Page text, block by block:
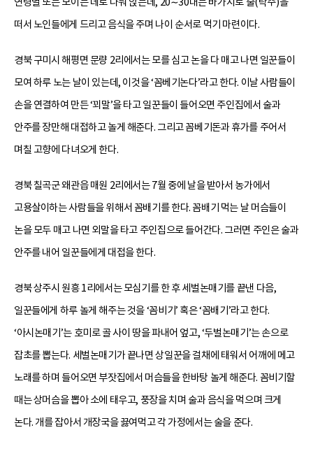
떠서 노인들에게 드리고 음식을 주며 나이 순서로 먹기 마련이다.
경북 구미시 해평면 문량 2리에서는 모를 심고 논을 다 매고 나면 일꾼들이
모여 하루 노는 날이 있는데, 이것을 ‘꼼베기논다’라고 한다. 이날 사람들이
손을 연결하여 만든 ‘꾀말’을 타고 일꾼들이 들어오면 주인집에서 술과
안주를 장만해 대접하고 놀게 해준다. 그리고 꼼베기돈과 휴가를 주어서
며칠 고향에 다녀오게 한다.
경북 칠곡군 왜관읍 매원 2리에서는 7월 중에 날을 받아서 농가에서
고용살이하는 사람들을 위해서 꼼배기를 한다. 꼼배기 먹는 날 머슴들이
논을 모두 매고 나면 외말을 타고 주인집으로 들어간다. 그러면 주인은 술과
안주를 내어 일꾼들에게 대접을 한다.
경북 상주시 원흥 1리에서는 모심기를 한 후 세벌논매기를 끝낸 다음,
일꾼들에게 하루 놀게 해주는 것을 ‘꼼비기’ 혹은 ‘꼼배기’라고 한다.
‘아시논매기’는 호미로 골 사이 땅을 파내어 엎고, ‘두벌논매기’는 손으로
잡초를 뽑는다. 세벌논매기가 끝나면 상일꾼을 걸채에 태워서 어깨에 메고
노래를 하며 들어오면 부잣집에서 머슴들을 한바탕 놀게 해준다. 꼼비기할
때는 상머슴을 뽑아 소에 태우고, 풍장을 치며 술과 음식을 먹으며 크게
논다. 개를 잡아서 개장국을 끓여먹고 각 가정에서는 술을 준다.